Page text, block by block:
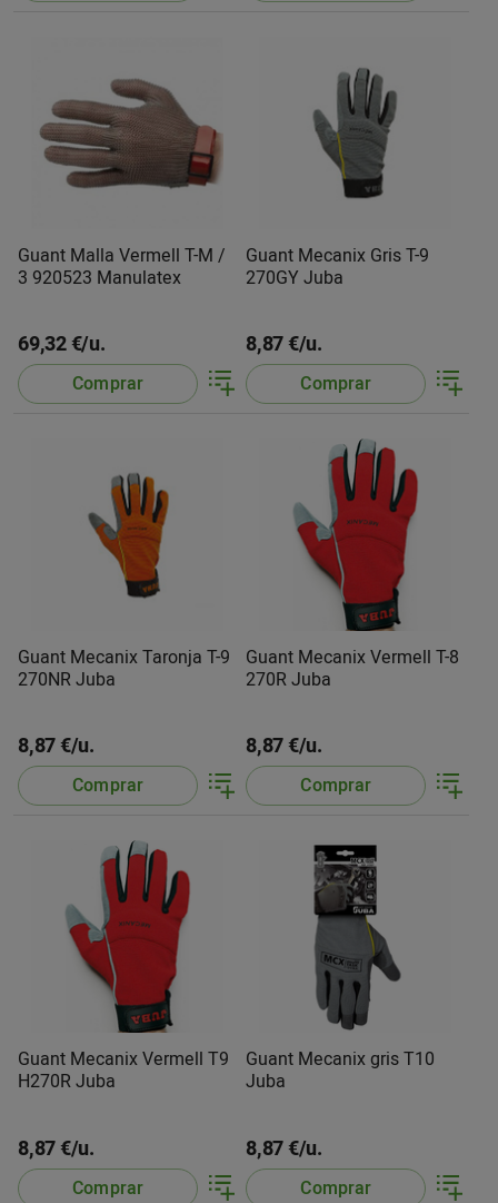
Guant Malla Vermell T-M /
3 920523 Manulatex
69,32 €/u.
Comprar
Guant Mecanix Gris T-9
270GY Juba
8,87 €/u.
Comprar
Guant Mecanix Taronja T-9
270NR Juba
8,87 €/u.
Comprar
Guant Mecanix Vermell T-8
270R Juba
8,87 €/u.
Comprar
Guant Mecanix Vermell T9
H270R Juba
8,87 €/u.
Comprar
Guant Mecanix gris T10
Juba
8,87 €/u.
Comprar